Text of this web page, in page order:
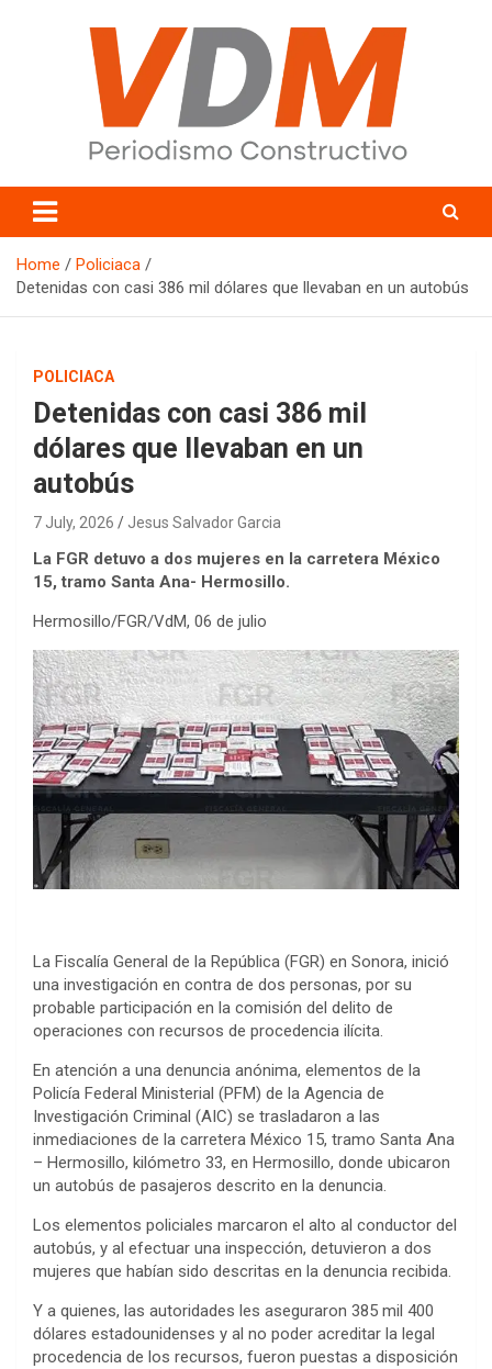
valledelmayo.com
Home
Policiaca
Detenidas con casi 386 mil dólares que llevaban en un autobús
POLICIACA
Detenidas con casi 386 mil
dólares que llevaban en un
autobús
7 July, 2026 Jesus Salvador Garcia
La FGR detuvo a dos mujeres en la carretera México
15, tramo Santa Ana- Hermosillo.
Hermosillo/FGR/VdM, 06 de julio
La Fiscalía General de la República (FGR) en Sonora, inició
una investigación en contra de dos personas, por su
probable participación en la comisión del delito de
operaciones con recursos de procedencia ilícita.
En atención a una denuncia anónima, elementos de la
Policía Federal Ministerial (PFM) de la Agencia de
Investigación Criminal (AIC) se trasladaron a las
inmediaciones de la carretera México 15, tramo Santa Ana
– Hermosillo, kilómetro 33, en Hermosillo, donde ubicaron
un autobús de pasajeros descrito en la denuncia.
Los elementos policiales marcaron el alto al conductor del
autobús, y al efectuar una inspección, detuvieron a dos
mujeres que habían sido descritas en la denuncia recibida.
Y a quienes, las autoridades les aseguraron 385 mil 400
dólares estadounidenses y al no poder acreditar la legal
procedencia de los recursos, fueron puestas a disposición